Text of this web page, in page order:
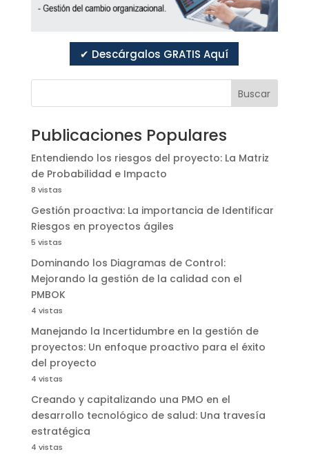
✔ Descárgalos GRATIS Aquí
Buscar
Publicaciones Populares
Entendiendo los riesgos del proyecto: La Matriz
de Probabilidad e Impacto
8 vistas
Gestión proactiva: La importancia de Identificar
Riesgos en proyectos ágiles
5 vistas
Dominando los Diagramas de Control:
Mejorando la gestión de la calidad con el
PMBOK
4 vistas
Manejando la Incertidumbre en la gestión de
proyectos: Un enfoque proactivo para el éxito
del proyecto
4 vistas
Creando y capitalizando una PMO en el
desarrollo tecnológico de salud: Una travesía
estratégica
4 vistas